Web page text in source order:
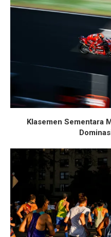
Klasemen Sementara